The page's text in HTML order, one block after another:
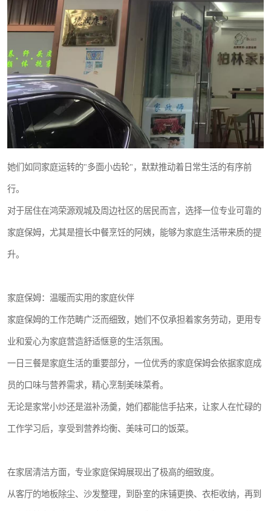
她们如同家庭运转的"多面小齿轮"，默默推动着日常生活的有序前
行。
对于居住在鸿荣源观城及周边社区的居民而言，选择一位专业可靠的
家庭保姆，尤其是擅长中餐烹饪的阿姨，能够为家庭生活带来质的提
升。
家庭保姆：温暖而实用的家庭伙伴
家庭保姆的工作范畴广泛而细致，她们不仅承担着家务劳动，更用专
业和爱心为家庭营造舒适惬意的生活氛围。
一日三餐是家庭生活的重要部分，一位优秀的家庭保姆会依据家庭成
员的口味与营养需求，精心烹制美味菜肴。
无论是家常小炒还是滋补汤羹，她们都能信手拈来，让家人在忙碌的
工作学习后，享受到营养均衡、美味可口的饭菜。
在家居清洁方面，专业家庭保姆展现出了极高的细致度。
从客厅的地板除尘、沙发整理，到卧室的床铺更换、衣柜收纳，再到